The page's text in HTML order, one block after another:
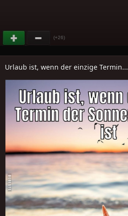
(+26)
Urlaub ist, wenn der einzige Termin...